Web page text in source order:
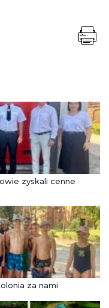
zyskali cenne
za nami